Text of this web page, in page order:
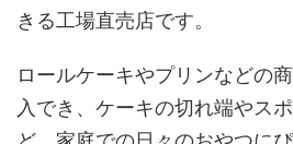
きる工場直売店です。
ロールケーキやプリンなどの
入でき、ケーキの切れ端やス